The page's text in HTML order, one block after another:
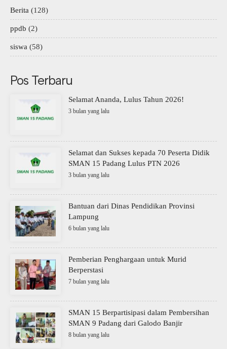
Berita (128)
ppdb (2)
siswa (58)
Pos Terbaru
Selamat Ananda, Lulus Tahun 2026!
3 bulan yang lalu
Selamat dan Sukses kepada 70 Peserta Didik
SMAN 15 Padang Lulus PTN 2026
3 bulan yang lalu
Bantuan dari Dinas Pendidikan Provinsi
Lampung
6 bulan yang lalu
Pemberian Penghargaan untuk Murid
Berperstasi
7 bulan yang lalu
SMAN 15 Berpartisipasi dalam Pembersihan
SMAN 9 Padang dari Galodo Banjir
8 bulan yang lalu